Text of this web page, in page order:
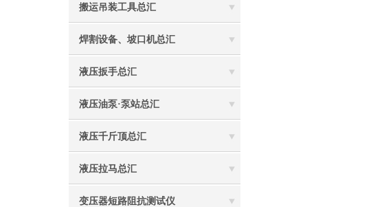
搬运吊装工具总汇
焊割设备、坡口机总汇
液压扳手总汇
液压油泵·泵站总汇
液压千斤顶总汇
液压拉马总汇
变压器短路阻抗测试仪